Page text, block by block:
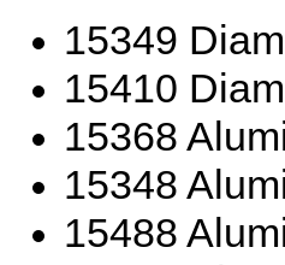
15349
15410
15368
15348
15488